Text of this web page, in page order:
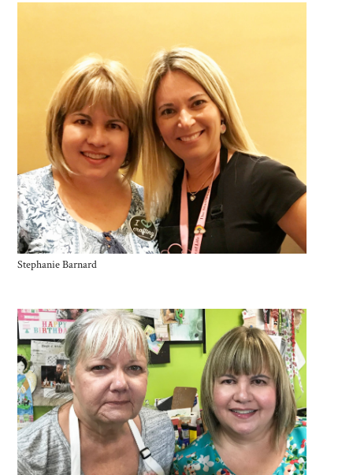
Stephanie Barnard